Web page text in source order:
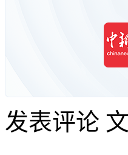
发表评论